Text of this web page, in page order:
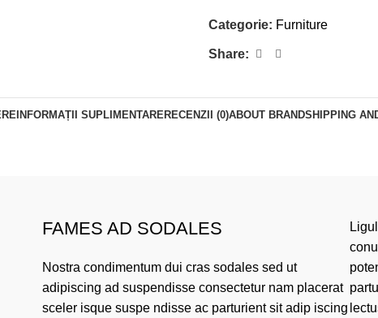
Categorie: Furniture
Share:
INFORMAȚII SUPLIMENTARERECENZII (0)ABOUT BRANDSHIPPING
FAMES AD SODALES
Nostra condimentum dui cras sodales sed ut
adipiscing ad suspendisse consectetur nam placerat
sceler isque suspe ndisse ac parturient sit adip iscing